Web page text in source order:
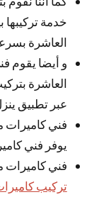
خدمة تركيبها
العاشرة
و أيضا يقوم
العاشرة
عبر تطبيق
فني كاميرات
يوفر فني
فني كاميرات
تركيب